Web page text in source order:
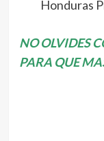
Honduras
NO OLVIDES
PARA QUE